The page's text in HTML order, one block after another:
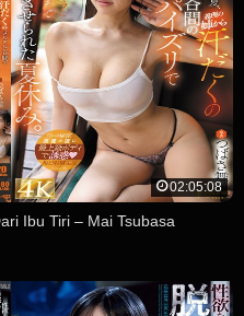
02:05:08
Ibu Tiri – Mai Tsubasa